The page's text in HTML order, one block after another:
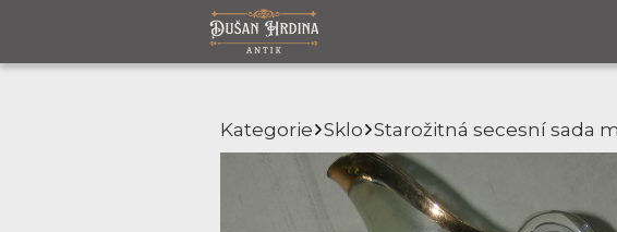
Kategorie Sklo Starožitná secesní sada